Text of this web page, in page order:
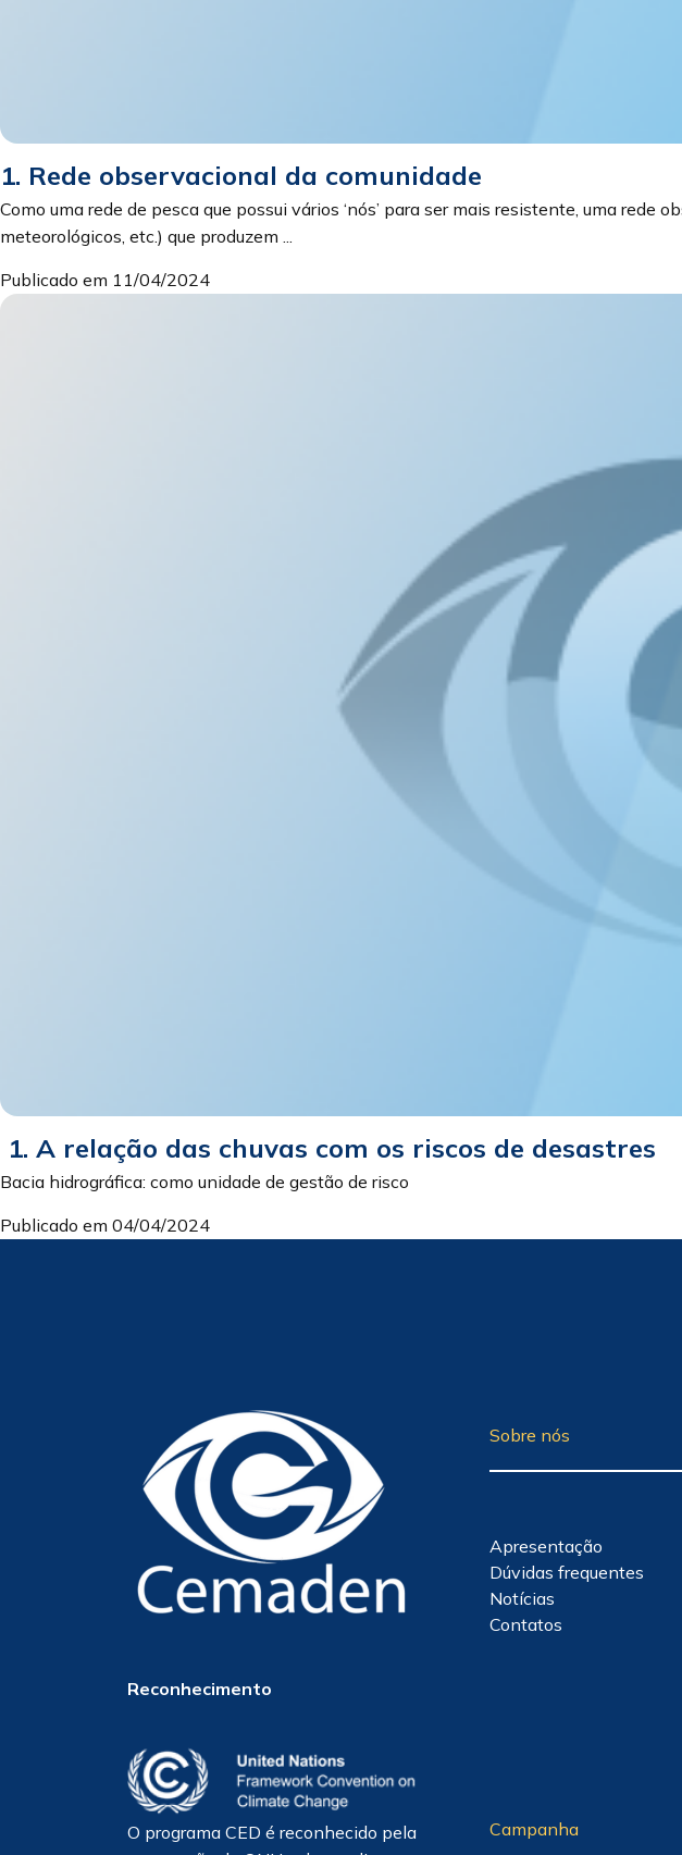
1. Rede observacional da comunidade
Como uma rede de pesca que possui vários ‘nós’ para ser mais resistente, uma
meteorológicos, etc.) que produzem ...
Publicado em 11/04/2024
1. A relação das chuvas com os riscos de desastres
Bacia hidrográfica: como unidade de gestão de risco
Publicado em 04/04/2024
Reconhecimento
O programa CED é reconhecido pela
Sobre nós
Apresentação
Dúvidas frequentes
Notícias
Contatos
Campanha